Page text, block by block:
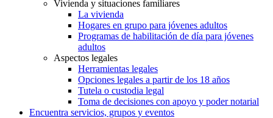
Vivienda y situaciones familiares
La vivienda
Hogares en grupo para jóvenes adultos
Programas de habilitación de día para jóvenes
adultos
Aspectos legales
Herramientas legales
Opciones legales a partir de los 18 años
Tutela o custodia legal
Toma de decisiones con apoyo y poder notarial
Encuentra servicios, grupos y eventos